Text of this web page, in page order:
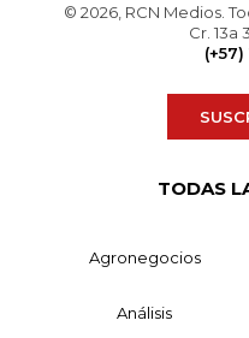
© 2026, RCN Medios.
Cr. 13a
TODAS
Agronegocios
Análisis